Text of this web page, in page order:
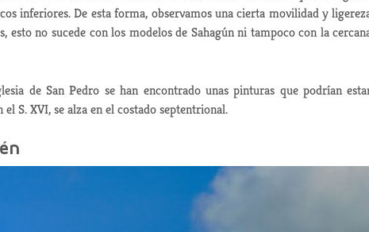
inferiores. De esta forma, observamos una cierta movilidad y
esto no sucede con los modelos de Sahagún ni tampoco con la
de San Pedro se han encontrado unas pinturas que podrían
S. XVI, se alza en el costado septentrional.